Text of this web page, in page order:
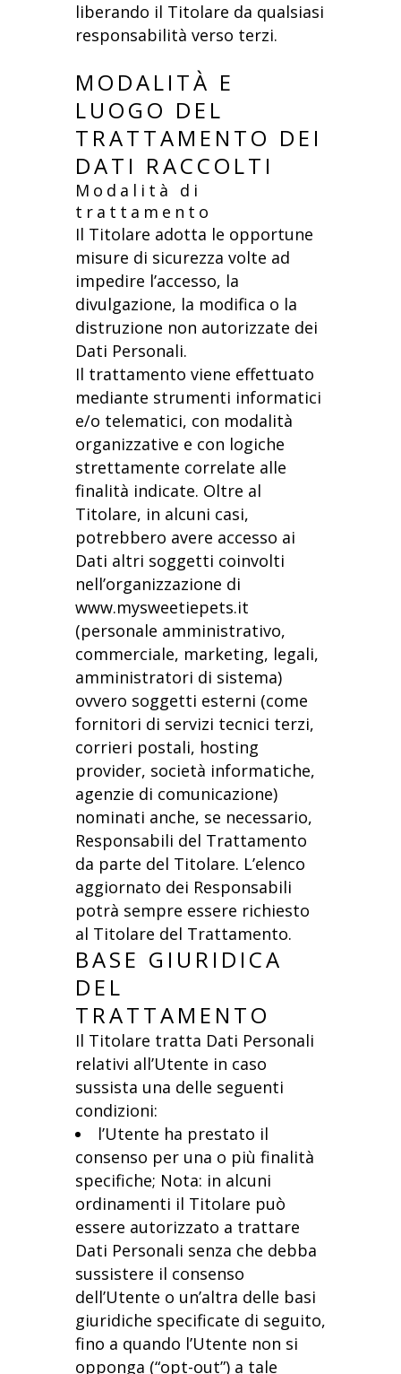
liberando il Titolare da qualsiasi
responsabilità verso terzi.
MODALITÀ E
LUOGO DEL
TRATTAMENTO DEI
DATI RACCOLTI
Modalità di
trattamento
Il Titolare adotta le opportune
misure di sicurezza volte ad
impedire l’accesso, la
divulgazione, la modifica o la
distruzione non autorizzate dei
Dati Personali.
Il trattamento viene effettuato
mediante strumenti informatici
e/o telematici, con modalità
organizzative e con logiche
strettamente correlate alle
finalità indicate. Oltre al
Titolare, in alcuni casi,
potrebbero avere accesso ai
Dati altri soggetti coinvolti
nell’organizzazione di
www.mysweetiepets.it
(personale amministrativo,
commerciale, marketing, legali,
amministratori di sistema)
ovvero soggetti esterni (come
fornitori di servizi tecnici terzi,
corrieri postali, hosting
provider, società informatiche,
agenzie di comunicazione)
nominati anche, se necessario,
Responsabili del Trattamento
da parte del Titolare. L’elenco
aggiornato dei Responsabili
potrà sempre essere richiesto
al Titolare del Trattamento.
BASE GIURIDICA
DEL
TRATTAMENTO
Il Titolare tratta Dati Personali
relativi all’Utente in caso
sussista una delle seguenti
condizioni:
l’Utente ha prestato il
consenso per una o più finalità
specifiche; Nota: in alcuni
ordinamenti il Titolare può
essere autorizzato a trattare
Dati Personali senza che debba
sussistere il consenso
dell’Utente o un’altra delle basi
giuridiche specificate di seguito,
fino a quando l’Utente non si
opponga (“opt-out”) a tale